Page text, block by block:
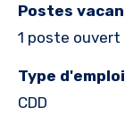
Postes
1 poste ouvert
Type
CDD